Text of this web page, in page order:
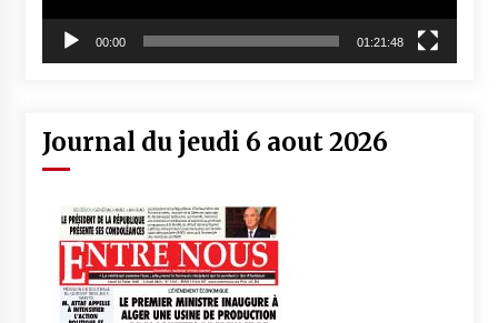
00:00 01:21:48
Journal du jeudi 6 aout 2026